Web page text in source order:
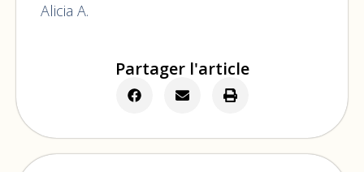
Alicia A.
Partager l'article